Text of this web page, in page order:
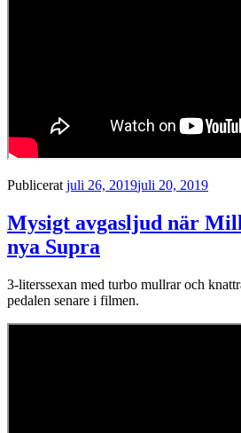
Publicerat juli 26, 2019juli 20, 2019
Mysigt avgasljud när
nya Supra
3-literssexan med turbo mullrar och
pedalen senare i filmen.